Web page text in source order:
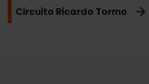
Circuito Ricardo Tormo